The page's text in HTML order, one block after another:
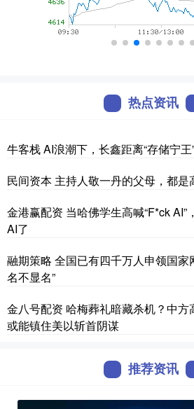
热点资讯
牛客栈 AI浪潮下，长鑫距离“存储宁王
民间资本 主持人敬一丹的父母，都是
金港赢配资 当哈佛学生高喊“F*ck
AI了
融期策略 全国已有四千万人申领国家
名不显名”
金八号配资 哈梅葬礼暗藏杀机？中方
或能镇住美以斩首阴谋
推荐资讯